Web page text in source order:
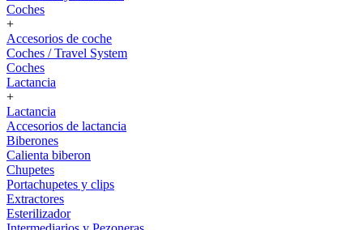
Coches
+
Accesorios de coche
Coches / Travel System
Coches
Lactancia
+
Lactancia
Accesorios de lactancia
Biberones
Calienta biberon
Chupetes
Portachupetes y clips
Extractores
Esterilizador